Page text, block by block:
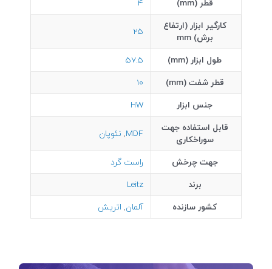
قطر (mm)
4
کارگیر ابزار (ارتفاع
برش) mm
25
طول ابزار (mm)
57.5
قطر شفت (mm)
10
جنس ابزار
HW
قابل استفاده جهت
سوراخکاری
MDF
, نئوپان
جهت چرخش
راست گرد
برند
Leitz
کشور سازنده
آلمان, اتریش